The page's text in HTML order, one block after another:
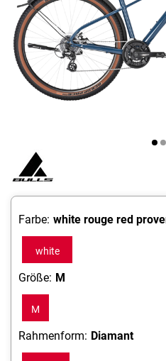
Farbe: white rouge red
white
rouge
provence
Größe: M
M
Rahmenform: Diamant